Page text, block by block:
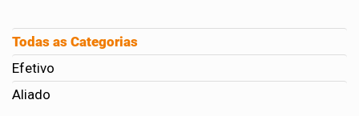
Todas as Categorias
Efetivo
Aliado